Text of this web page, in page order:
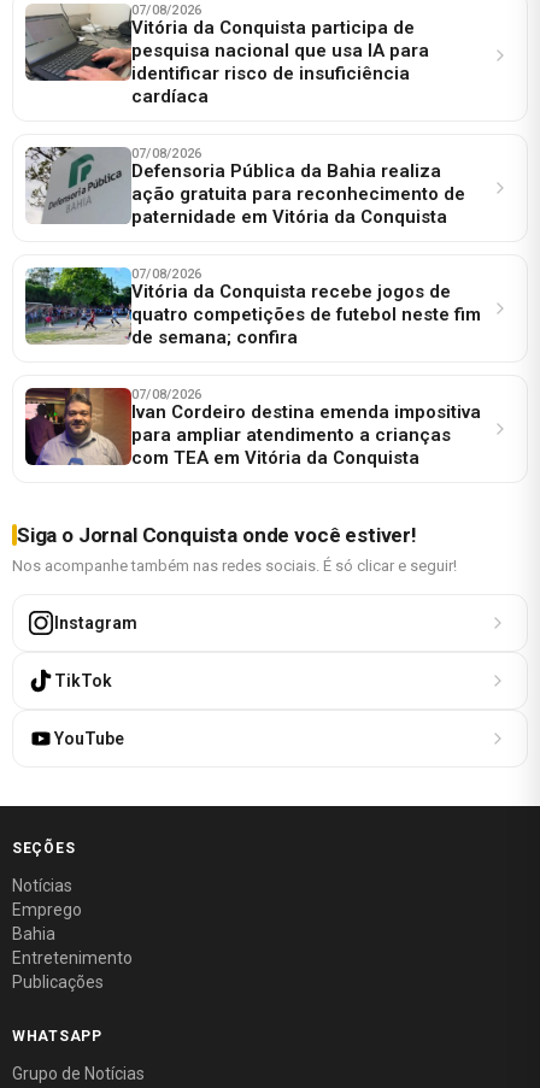
07/08/2026
Vitória da Conquista participa de
pesquisa nacional que usa IA para
identificar risco de insuficiência
cardíaca
07/08/2026
Defensoria Pública da Bahia realiza
ação gratuita para reconhecimento de
paternidade em Vitória da Conquista
07/08/2026
Vitória da Conquista recebe jogos de
quatro competições de futebol neste fim
de semana; confira
07/08/2026
Ivan Cordeiro destina emenda impositiva
para ampliar atendimento a crianças
com TEA em Vitória da Conquista
Siga o Jornal Conquista onde você estiver!
Nos acompanhe também nas redes sociais. É só clicar e seguir!
Instagram
TikTok
YouTube
SEÇÕES
Notícias
Emprego
Bahia
Entretenimento
Publicações
WHATSAPP
Grupo de Notícias